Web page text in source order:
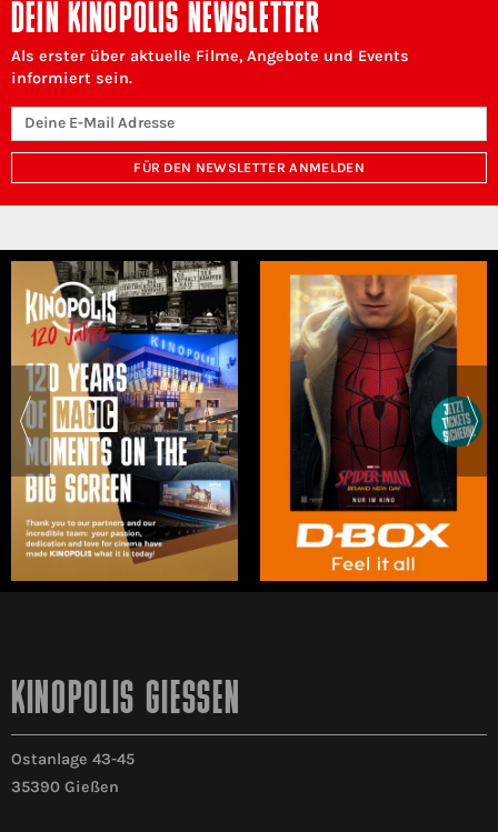
DEIN KINOPOLIS NEWSLETTER
Als erster über aktuelle Filme, Angebote und Events
informiert sein.
FÜR DEN NEWSLETTER ANMELDEN
KINOPOLIS GIESSEN
Ostanlage 43-45
35390 Gießen